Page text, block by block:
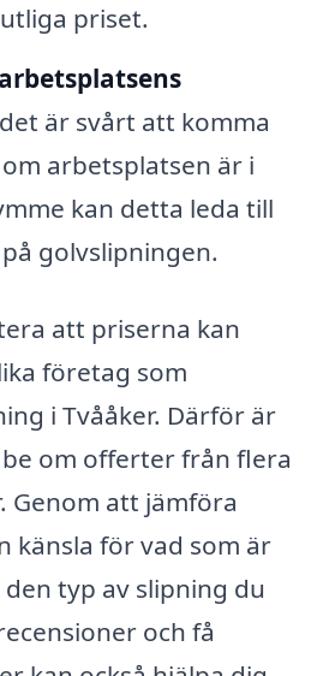
priset.
är svårt att komma
arbetsplatsen är i
kan detta leda till
golvslipningen.
att priserna kan
företag som
i Tvååker. Därför är
om offerter från flera
Genom att jämföra
känsla för vad som är
typ av slipning du
och få